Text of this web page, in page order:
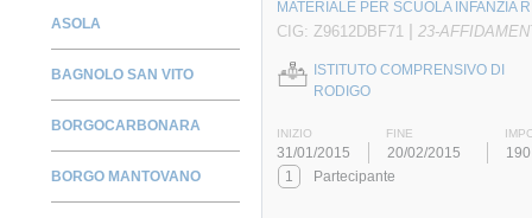
ASOLA
BAGNOLO SAN VITO
BORGOCARBONARA
BORGO MANTOVANO
MATERIALE PER SCUOLA INFANZIA
CIG: Z9612DBF71 | 23-
ISTITUTO COMPRENSIVO DI
RODIGO
INIZIO FINE
31/01/2015 20/02/2015
1
Partecipante